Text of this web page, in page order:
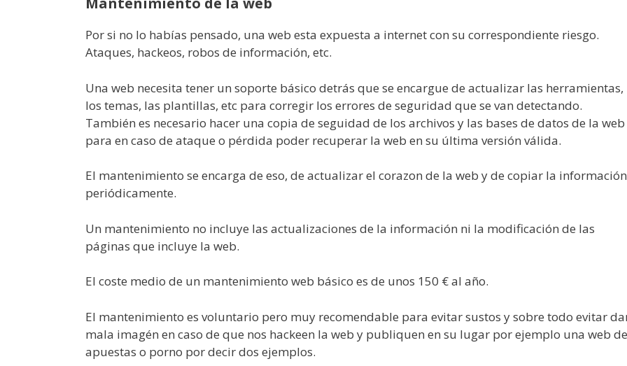
Por si no lo habías pensado, una web esta expuesta a internet con su correspondiente riesgo.
Ataques, hackeos, robos de información, etc.
Una web necesita tener un soporte básico detrás que se encargue de actualizar las herramientas,
los temas, las plantillas, etc para corregir los errores de seguridad que se van detectando.
También es necesario hacer una copia de seguidad de los archivos y las bases de datos de la web
para en caso de ataque o pérdida poder recuperar la web en su última versión válida.
El mantenimiento se encarga de eso, de actualizar el corazon de la web y de copiar la información
periódicamente.
Un mantenimiento no incluye las actualizaciones de la información ni la modificación de las
páginas que incluye la web.
El coste medio de un mantenimiento web básico es de unos 150 € al año.
El mantenimiento es voluntario pero muy recomendable para evitar sustos y sobre todo evitar
mala imagén en caso de que nos hackeen la web y publiquen en su lugar por ejemplo una web de
apuestas o porno por decir dos ejemplos.